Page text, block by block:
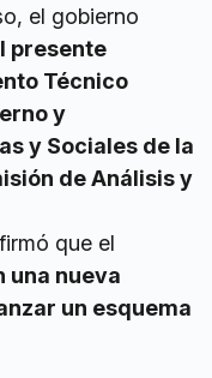
el gobierno
presente
Técnico
y
y Sociales de la
de Análisis y
que el
una nueva
un esquema